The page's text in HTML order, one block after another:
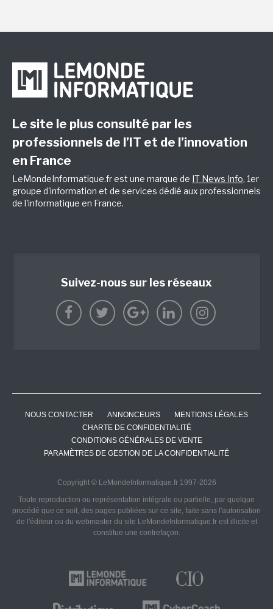
Le site le plus consulté par les
professionnels de l’IT et de l’innovation
en France
LeMondeInformatique.fr est une marque de IT News Info, 1er
groupe d'information et de services dédié aux professionnels
de l'informatique en France.
Suivez-nous sur les réseaux
NOUS CONTACTER ANNONCEURS
MENTIONS LÉGALES
CHARTE DE CONFIDENTIALITÉ
CONDITIONS GÉNÉRALES DE VENTE
PARAMÈTRES DE GESTION DE LA CONFIDENTIALITÉ
Copyright © LeMondeInformatique.fr 1997-2026
Toute reproduction ou représentation intégrale ou partielle, par quelque
procédé que ce soit, des pages publiées sur ce site, faite sans l'autorisation
de l'éditeur ou du webmaster du site LeMondeInformatique.fr est illicite et
constitue une contrefaçon.